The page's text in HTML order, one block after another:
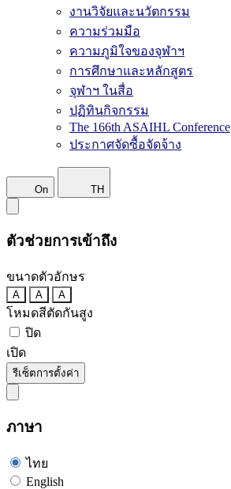
งานวิจัยและนวัตกรรม
ความร่วมมือ
ความภูมิใจของจุฬาฯ
การศึกษาและหลักสูตร
จุฬาฯ ในสื่อ
ปฏิทินกิจกรรม
The 166th ASAIHL Conference
ประกาศจัดซื้อจัดจ้าง
On TH
ตัวช่วยการเข้าถึง
ขนาดตัวอักษร
A A A
โหมดสีตัดกันสูง
ปิด
เปิด
รีเซ็ตการตั้งค่า
ภาษา
ไทย
English